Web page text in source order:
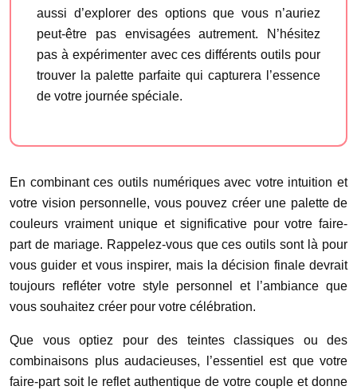
aussi d’explorer des options que vous n’auriez
peut-être pas envisagées autrement. N’hésitez
pas à expérimenter avec ces différents outils pour
trouver la palette parfaite qui capturera l’essence
de votre journée spéciale.
En combinant ces outils numériques avec votre intuition et
votre vision personnelle, vous pouvez créer une palette de
couleurs vraiment unique et significative pour votre faire-
part de mariage. Rappelez-vous que ces outils sont là pour
vous guider et vous inspirer, mais la décision finale devrait
toujours refléter votre style personnel et l’ambiance que
vous souhaitez créer pour votre célébration.
Que vous optiez pour des teintes classiques ou des
combinaisons plus audacieuses, l’essentiel est que votre
faire-part soit le reflet authentique de votre couple et donne